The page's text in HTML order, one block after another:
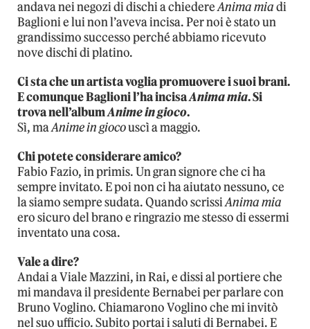
andava nei negozi di dischi a chiedereAnima miadi
Baglioni e lui non l’aveva incisa. Per noi è stato un
grandissimo successo perché abbiamo ricevuto
nove dischi di platino.
Ci sta che un artista voglia promuovere i suoi brani.
E comunque Baglioni l’ha incisaAnima mia. Si
trova nell’albumAnime in gioco.
Sì, maAnime in giocouscì a maggio.
Chi potete considerare amico?
Fabio Fazio, in primis. Un gran signore che ci ha
sempre invitato. E poi non ci ha aiutato nessuno, ce
la siamo sempre sudata. Quando scrissiAnima mia
ero sicuro del brano e ringrazio me stesso di essermi
inventato una cosa.
Vale a dire?
Andai a Viale Mazzini, in Rai, e dissi al portiere che
mi mandava il presidente Bernabei per parlare con
Bruno Voglino. Chiamarono Voglino che mi invitò
nel suo ufficio. Subito portai i saluti di Bernabei. E